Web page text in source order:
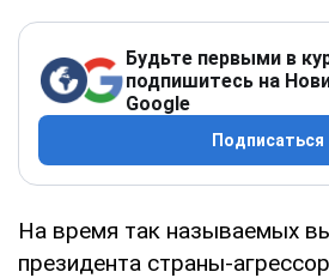
Будьте первыми в
подпишитесь на
Google
Подписаться
На время так называемых
президента страны-